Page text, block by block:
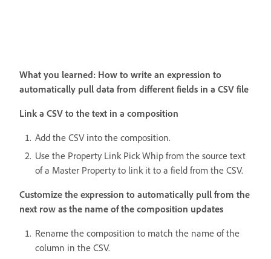
What you learned: How to write an expression to
automatically pull data from different fields in a CSV file
Link a CSV to the text in a composition
Add the CSV into the composition.
Use the Property Link Pick Whip from the source text
of a Master Property to link it to a field from the CSV.
Customize the expression to automatically pull from the
next row as the name of the composition updates
Rename the composition to match the name of the
column in the CSV.